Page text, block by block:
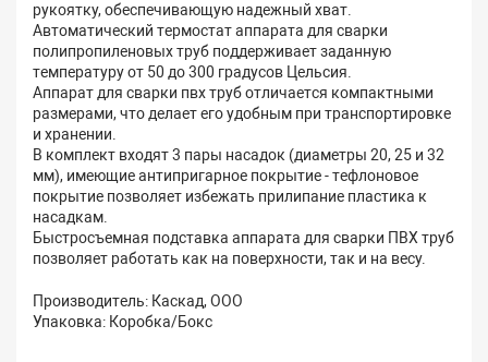
рукоятку, обеспечивающую надежный хват.
Автоматический термостат аппарата для сварки
полипропиленовых труб поддерживает заданную
температуру от 50 до 300 градусов Цельсия.
Аппарат для сварки пвх труб отличается компактными
размерами, что делает его удобным при транспортировке
и хранении.
В комплект входят 3 пары насадок (диаметры 20, 25 и 32
мм), имеющие антипригарное покрытие - тефлоновое
покрытие позволяет избежать прилипание пластика к
насадкам.
Быстросъемная подставка аппарата для сварки ПВХ труб
позволяет работать как на поверхности, так и на весу.
Производитель: Каскад, ООО
Упаковка: Коробка/Бокс